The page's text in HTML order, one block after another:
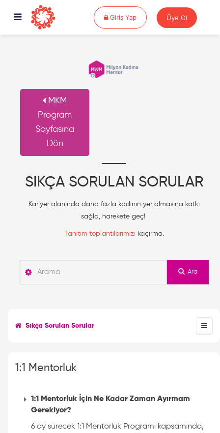
Giriş YapGiriş Yap Üye Ol
MKM
Program
Sayfasına
Dön
SIKÇA SORULAN SORULAR
Kariyer alanında daha fazla kadının yer almasına katkı
sağla, harekete geç!
Tanıtım toplantılarımızı kaçırma.
Ara
Sıkça Sorulan Sorular
1:1 Mentorluk
1:1 Mentorluk İçin Ne Kadar Zaman Ayırmam
Gerekiyor?
6 ay sürecek 1:1 Mentorluk Programı kapsamında,